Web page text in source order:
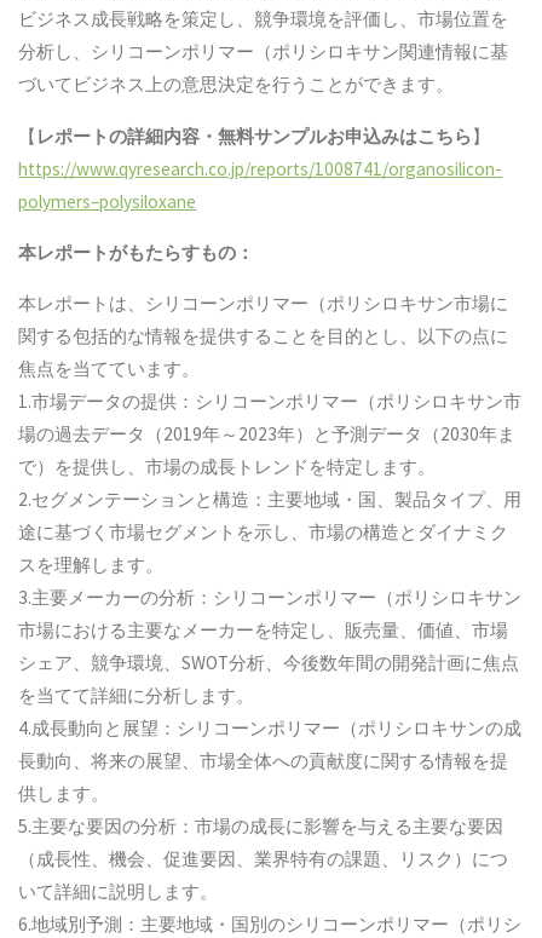
ビジネス成長戦略を策定し、競争環境を評価し、市場位置を
分析し、シリコーンポリマー（ポリシロキサン関連情報に基
づいてビジネス上の意思決定を行うことができます。
【 レポートの詳細内容・無料サンプルお申込みはこちら】
https://www.qyresearch.co.jp/reports/1008741/organosilicon-
polymers–polysiloxane
本レポートがもたらすもの：
本レポートは、シリコーンポリマー（ポリシロキサン市場に
関する包括的な情報を提供することを目的とし、以下の点に
焦点を当てています。
1.市場データの提供：シリコーンポリマー（ポリシロキサン市
場の過去データ（2019年～2023年）と予測データ（2030年ま
で）を提供し、市場の成長トレンドを特定します。
2.セグメンテーションと構造：主要地域・国、製品タイプ、用
途に基づく市場セグメントを示し、市場の構造とダイナミク
スを理解します。
3.主要メーカーの分析：シリコーンポリマー（ポリシロキサン
市場における主要なメーカーを特定し、販売量、価値、市場
シェア、競争環境、SWOT分析、今後数年間の開発計画に焦点
を当てて詳細に分析します。
4.成長動向と展望：シリコーンポリマー（ポリシロキサンの成
長動向、将来の展望、市場全体への貢献度に関する情報を提
供します。
5.主要な要因の分析：市場の成長に影響を与える主要な要因
（成長性、機会、促進要因、業界特有の課題、リスク）につ
いて詳細に説明します。
6.地域別予測：主要地域・国別のシリコーンポリマー（ポリシ